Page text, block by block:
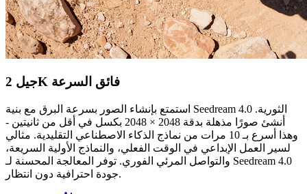
جيل 2K فائق السرعة
استمتع بإنشاء الصور بسرعة البرق مع بنية Seedream 4.0 الثورية.
أنشئ صورًا مذهلة بدقة 2048 × 2048 بكسل في أقل من ثانيتين -
وهذا أسرع بـ 10 مرات من نماذج الذكاء الاصطناعي التقليدية. مثالي
لسير العمل الإبداعي في الوقت الفعلي، والنماذج الأولية السريعة،
والتواصل المرئي الفوري. توفر المعالجة المحسنة لـ Seedream 4.0
جودة احترافية دون انتظار.